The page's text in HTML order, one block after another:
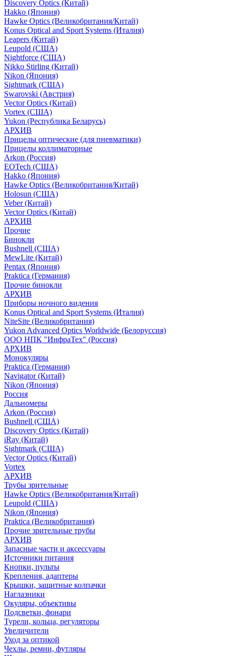
Discovery Optics (Китай)
Hakko (Япония)
Hawke Optics (Великобритания/Китай)
Konus Optical and Sport Systems (Италия)
Leapers (Китай)
Leupold (США)
Nightforce (США)
Nikko Stirling (Китай)
Nikon (Япония)
Sightmark (США)
Swarovski (Австрия)
Vector Optics (Китай)
Vortex (США)
Yukon (Республика Беларусь)
АРХИВ
Прицелы оптические (для пневматики)
Прицелы коллиматорные
Arkon (Россия)
EOTech (США)
Hakko (Япония)
Hawke Optics (Великобритания/Китай)
Holosun (США)
Veber (Китай)
Vector Optics (Китай)
АРХИВ
Прочие
Бинокли
Bushnell (США)
MewLite (Китай)
Pentax (Япония)
Praktica (Германия)
Прочие бинокли
АРХИВ
Приборы ночного видения
Konus Optical and Sport Systems (Италия)
NiteSite (Великобритания)
Yukon Advanced Optics Worldwide (Белоруссия)
ООО НПК "ИнфраТех" (Россия)
АРХИВ
Монокуляры
Praktica (Германия)
Navigator (Китай)
Nikon (Япония)
Россия
Дальномеры
Arkon (Россия)
Bushnell (США)
Discovery Optics (Китай)
iRay (Китай)
Sightmark (США)
Vector Optics (Китай)
Vortex
АРХИВ
Трубы зрительные
Hawke Optics (Великобритания/Китай)
Leupold (США)
Nikon (Япония)
Praktica (Великобритания)
Прочие зрительные трубы
АРХИВ
Запасные части и аксессуары
Источники питания
Кнопки, пульты
Крепления, адаптеры
Крышки, защитные колпачки
Наглазники
Окуляры, объективы
Подсветки, фонари
Турели, кольца, регуляторы
Увеличители
Уход за оптикой
Чехлы, ремни, футляры